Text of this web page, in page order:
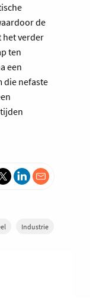
de
het verder
ten
een
die nefaste
Industrie